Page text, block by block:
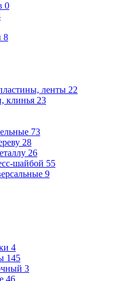
0
8
ленты 22
клинья 23
73
28
26
шайбой 55
9
4
145
3